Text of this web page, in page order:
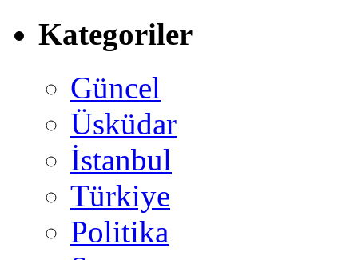
Kategoriler
Güncel
Üsküdar
İstanbul
Türkiye
Politika